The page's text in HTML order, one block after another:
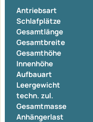
Antriebsart
Schlafplätze
Gesamtlänge
Gesamtbreite
Gesamthöhe
Innenhöhe
Aufbauart
Leergewicht
techn. zul.
Gesamtmasse
Anhängerlast